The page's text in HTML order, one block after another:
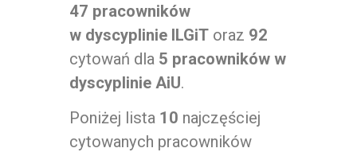
47 pracowników
w dyscyplinie ILGiT oraz 92
cytowań dla 5 pracowników w
dyscyplinie AiU.
Poniżej lista 10 najczęściej
cytowanych pracowników